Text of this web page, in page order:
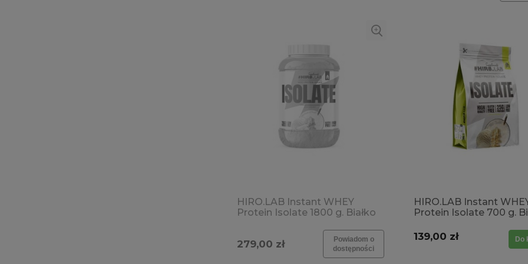
HIRO.LAB Instant WHEY
Protein Isolate 1800 g. Białko
Odżywka W proszku WPI
Tkanka mięśniowa Żołądek
Bez laktozy SPRAWDŹ
279,00 zł
Powiadom o
dostępności
HIRO.LAB Instant
Protein Isolate 700 g.
Odżywka W proszku
Tkanka mięśniowa
139,00 zł Do